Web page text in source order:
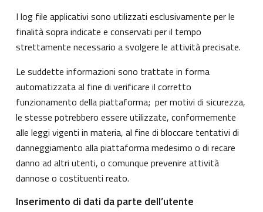
I log file applicativi sono utilizzati esclusivamente per le
finalità sopra indicate e conservati per il tempo
strettamente necessario a svolgere le attività precisate.
Le suddette informazioni sono trattate in forma
automatizzata al fine di verificare il corretto
funzionamento della piattaforma; per motivi di sicurezza,
le stesse potrebbero essere utilizzate, conformemente
alle leggi vigenti in materia, al fine di bloccare tentativi di
danneggiamento alla piattaforma medesimo o di recare
danno ad altri utenti, o comunque prevenire attività
dannose o costituenti reato.
Inserimento di dati da parte dell’utente